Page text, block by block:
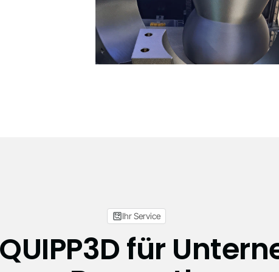
Ihr Service
für